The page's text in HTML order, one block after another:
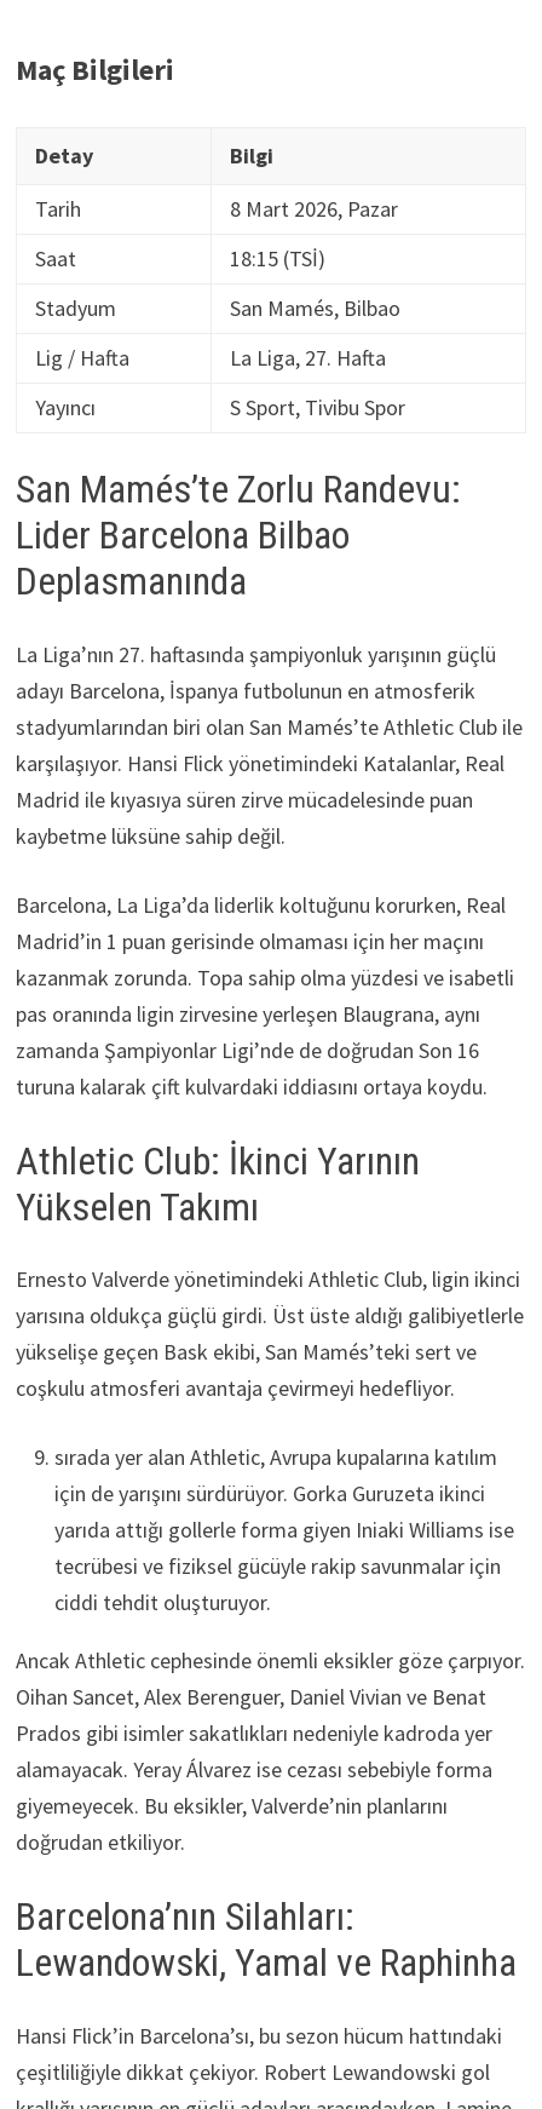
Maç Bilgileri
Detay
Bilgi
Tarih
8 Mart 2026, Pazar
Saat
18:15 (TSİ)
Stadyum
San Mamés, Bilbao
Lig / Hafta
La Liga, 27. Hafta
Yayıncı
S Sport, Tivibu Spor
San Mamés’te Zorlu Randevu:
Lider Barcelona Bilbao
Deplasmanında
La Liga’nın 27. haftasında şampiyonluk yarışının güçlü
adayı Barcelona, İspanya futbolunun en atmosferik
stadyumlarından biri olan San Mamés’te Athletic Club ile
karşılaşıyor. Hansi Flick yönetimindeki Katalanlar, Real
Madrid ile kıyasıya süren zirve mücadelesinde puan
kaybetme lüksüne sahip değil.
Barcelona, La Liga’da liderlik koltuğunu korurken, Real
Madrid’in 1 puan gerisinde olmaması için her maçını
kazanmak zorunda. Topa sahip olma yüzdesi ve isabetli
pas oranında ligin zirvesine yerleşen Blaugrana, aynı
zamanda Şampiyonlar Ligi’nde de doğrudan Son 16
turuna kalarak çift kulvardaki iddiasını ortaya koydu.
Athletic Club: İkinci Yarının
Yükselen Takımı
Ernesto Valverde yönetimindeki Athletic Club, ligin ikinci
yarısına oldukça güçlü girdi. Üst üste aldığı galibiyetlerle
yükselişe geçen Bask ekibi, San Mamés’teki sert ve
coşkulu atmosferi avantaja çevirmeyi hedefliyor.
sırada yer alan Athletic, Avrupa kupalarına katılım
için de yarışını sürdürüyor. Gorka Guruzeta ikinci
yarıda attığı gollerle forma giyen Iniaki Williams ise
tecrübesi ve fiziksel gücüyle rakip savunmalar için
ciddi tehdit oluşturuyor.
Ancak Athletic cephesinde önemli eksikler göze çarpıyor.
Oihan Sancet, Alex Berenguer, Daniel Vivian ve Benat
Prados gibi isimler sakatlıkları nedeniyle kadroda yer
alamayacak. Yeray Álvarez ise cezası sebebiyle forma
giyemeyecek. Bu eksikler, Valverde’nin planlarını
doğrudan etkiliyor.
Barcelona’nın Silahları:
Lewandowski, Yamal ve Raphinha
Hansi Flick’in Barcelona’sı, bu sezon hücum hattındaki
çeşitliliğiyle dikkat çekiyor. Robert Lewandowski gol